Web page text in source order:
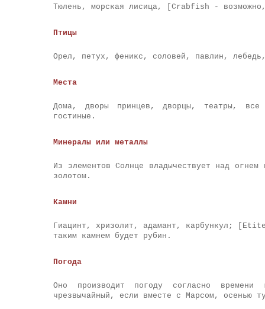
Тюлень, морская лисица, [Crabfish -
Птицы
Орел, петух, феникс, соловей, павлин,
Места
Дома, дворы принцев, дворцы, театры, все
гостиные.
Минералы или металлы
Из элементов Солнце владычествует над
золотом.
Камни
Гиацинт, хризолит, адамант, карбункул;
таким камнем будет рубин.
Погода
Оно производит погоду согласно
чрезвычайный, если вместе с Марсом, осенью